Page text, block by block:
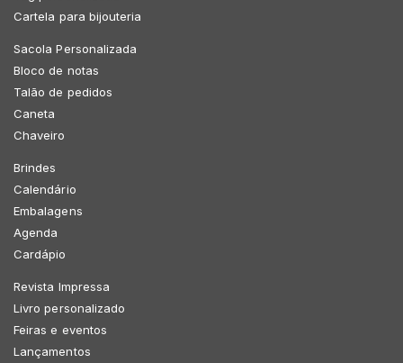
Cartela para bijouteria
Sacola Personalizada
Bloco de notas
Talão de pedidos
Caneta
Chaveiro
Brindes
Calendário
Embalagens
Agenda
Cardápio
Revista Impressa
Livro personalizado
Feiras e eventos
Lançamentos